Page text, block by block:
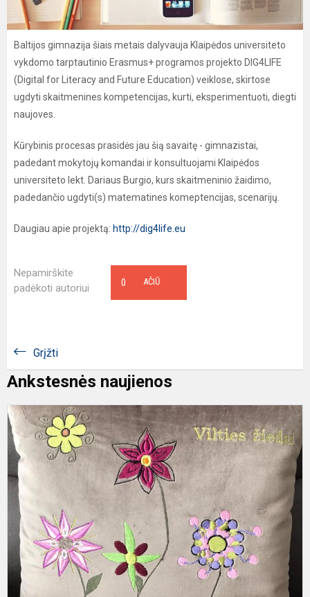
Baltijos gimnazija šiais metais dalyvauja Klaipėdos universiteto
vykdomo tarptautinio Erasmus+ programos projekto DIG4LIFE
(Digital for Literacy and Future Education) veiklose, skirtose
ugdyti skaitmenines kompetencijas, kurti, eksperimentuoti, diegti
naujoves.
Kūrybinis procesas prasidės jau šią savaitę - gimnazistai,
padedant mokytojų komandai ir konsultuojami Klaipėdos
universiteto lekt. Dariaus Burgio, kurs skaitmeninio žaidimo,
padedančio ugdyti(s) matematines komeptencijas, scenarijų.
Daugiau apie projektą: http://dig4life.eu
Nepamirškite
padėkoti autoriui
AČIŪ
0
Grįžti
Ankstesnės naujienos